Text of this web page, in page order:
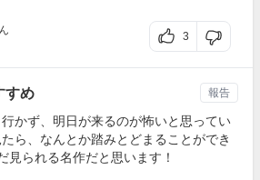
3
すめ
かず、明日が来るのが怖いと思ってい
ら、なんとか踏みとどまることができ
見られる名作だと思います！
報告